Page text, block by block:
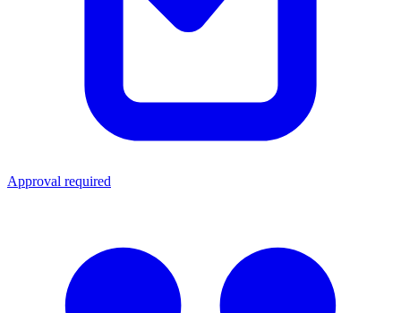
Approval required